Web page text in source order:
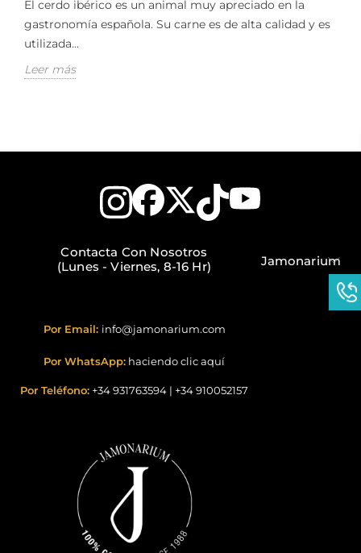
El cerdo ibérico es un animal muy apreciado en la
gastronomía española. Su carne es de alta calidad y es
utilizada...
Leer más
Contacta Con Nosotros
(Lunes - Viernes, 8-16 Hr)
Por Email: info@jamonarium.com
Por WhatsApp: haciendo clic aquí
Por Teléfono: +34 931763594 | +34 910052157
Jamonarium